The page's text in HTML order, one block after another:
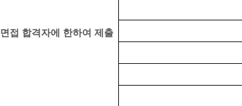
면접 합격자에 한하여 제출